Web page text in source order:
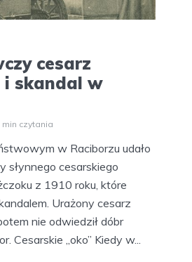
cesarz
i skandal w
min czytania
w Raciborzu udało
słynnego cesarskiego
z 1910 roku, które
Urażony cesarz
nie odwiedził dóbr
Cesarskie „oko” Kiedy w...